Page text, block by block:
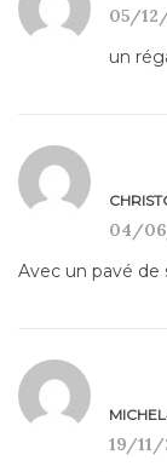
05/
un
04/
Avec un pavé de
19/11/